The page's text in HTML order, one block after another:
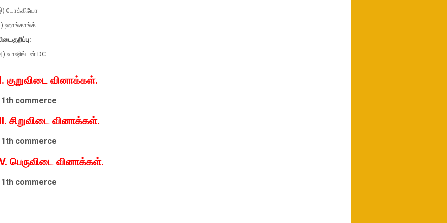
டோக்கியோ
ஹாங்காங்க்
வாஷிங்டன் DC
குறுவிடை வினாக்கள்.
commerce
சிறுவிடை வினாக்கள்.
commerce
பெருவிடை வினாக்கள்.
commerce